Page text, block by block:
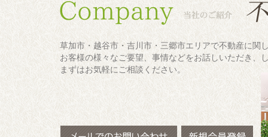
草加市・越谷市・吉川市・三郷市エリアで不動産に関
お客様の様々なご要望、事情などをお話しいただき、
まずはお気軽にご相談ください。